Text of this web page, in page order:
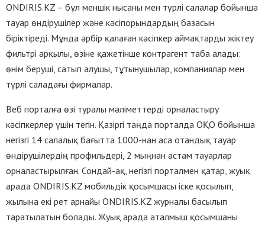
ONDIRIS.KZ – бұл меншік нысаны мен түрлі салалар бойынша
тауар өндірушілер және кәсіпорындардың базасын
біріктіреді. Мұнда әрбір қалаған кәсіпкер аймақтарды жіктеу
фильтрі арқылы, өзіне қажетінше контрагент таба алады:
өнім беруші, сатып алушы, тұтынушылар, компаниялар мен
түрлі саладағы фирмалар.
Веб порталға өзі туралы мәліметтерді орналастыру
кәсіпкерлер үшін тегін. Қазіргі таңда порталда ОҚО бойынша
негізгі 14 салалық бағытта 1000-нан аса отандық тауар
өндірушілердің профильдері, 2 мыңнан астам тауарлар
орналастырылған. Сондай-ақ, негізгі порталмен қатар, жуық
арада ONDIRIS.KZ мобильдік қосымшасы іске қосылып,
жылына екі рет арнайы ONDIRIS.KZ журналы басылып
таратылатын болады. Жуық арада аталмыш қосымшаны